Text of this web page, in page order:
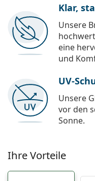
Klar,
Unsere
eine
und
UV-
Unsere
vor den
Sonne.
Ihre Vorteile